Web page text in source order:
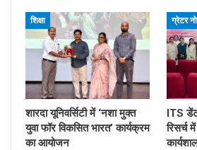
शिक्षा
शारदा यूनिवर्सिटी में ‘नशा मुक्त
युवा फॉर विकसित भारत’ कार्यक्रम
का आयोजन
ग्रेटर
ITS
रिसर्च